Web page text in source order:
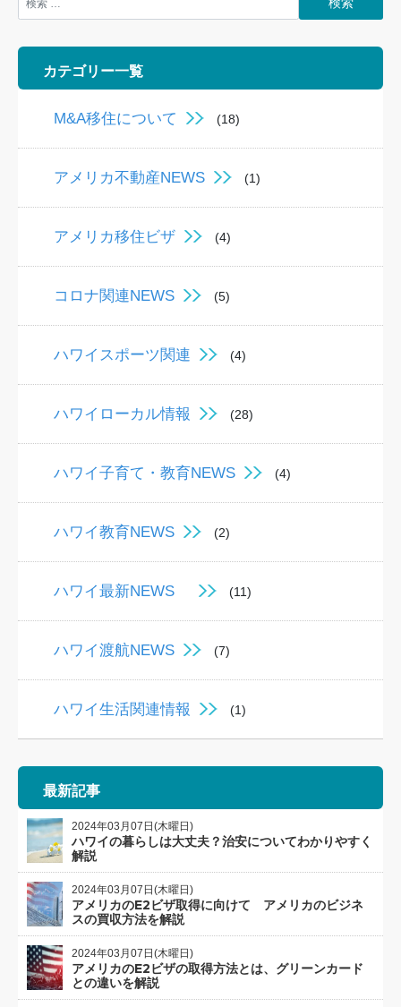
カテゴリー一覧
M&A移住について (18)
アメリカ不動産NEWS (1)
アメリカ移住ビザ (4)
コロナ関連NEWS (5)
ハワイスポーツ関連 (4)
ハワイローカル情報 (28)
ハワイ子育て・教育NEWS (4)
ハワイ教育NEWS (2)
ハワイ最新NEWS (11)
ハワイ渡航NEWS (7)
ハワイ生活関連情報 (1)
最新記事
2024年03月07日(木曜日)
ハワイの暮らしは大丈夫？治安についてわかりやすく
解説
2024年03月07日(木曜日)
アメリカのE2ビザ取得に向けて アメリカのビジネ
スの買収方法を解説
2024年03月07日(木曜日)
アメリカのE2ビザの取得方法とは、グリーンカード
との違いを解説